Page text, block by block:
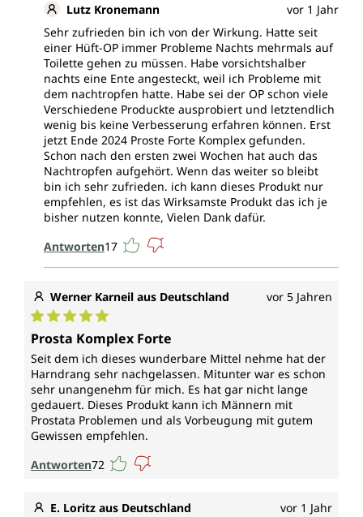
Lutz Kronemann
vor 1 Jahr
Sehr zufrieden bin ich von der Wirkung. Hatte seit
einer Hüft-OP immer Probleme Nachts mehrmals auf
Toilette gehen zu müssen. Habe vorsichtshalber
nachts eine Ente angesteckt, weil ich Probleme mit
dem nachtropfen hatte. Habe sei der OP schon viele
Verschiedene Produckte ausprobiert und letztendlich
wenig bis keine Verbesserung erfahren können. Erst
jetzt Ende 2024 Proste Forte Komplex gefunden.
Schon nach den ersten zwei Wochen hat auch das
Nachtropfen aufgehört. Wenn das weiter so bleibt
bin ich sehr zufrieden. ich kann dieses Produkt nur
empfehlen, es ist das Wirksamste Produkt das ich je
bisher nutzen konnte, Vielen Dank dafür.
Antworten17
Werner Karneil aus Deutschland vor 5 Jahren
Durchschnittliche Bewertung von 5 von 5 Sternen
Prosta Komplex Forte
Seit dem ich dieses wunderbare Mittel nehme hat der
Harndrang sehr nachgelassen. Mitunter war es schon
sehr unangenehm für mich. Es hat gar nicht lange
gedauert. Dieses Produkt kann ich Männern mit
Prostata Problemen und als Vorbeugung mit gutem
Gewissen empfehlen.
Antworten72
E. Loritz aus Deutschland vor 1 Jahr